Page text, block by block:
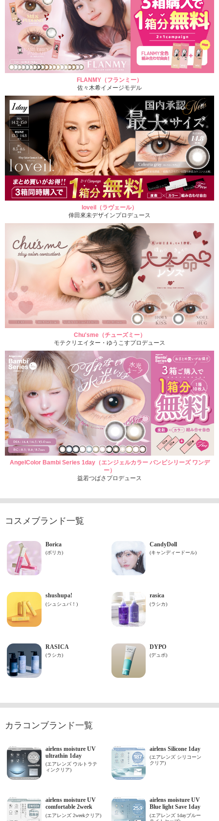
FLANMY（フランミー）
佐々木希イメージモデル
loveil（ラヴェール）
倖田來未デザインプロデュース
Chu'sme（チューズミー）
モテクリエイター・ゆうこすプロデュース
AngelColor Bambi Series 1day（エンジェルカラー バンビシリーズ ワンデ
ー）
益若つばさプロデュース
コスメブランド一覧
カラコンブランド一覧